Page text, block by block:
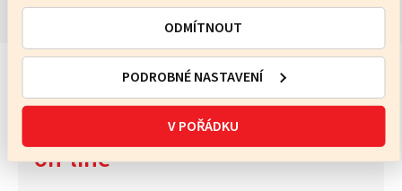
V POŘÁDKU
PODROBNÉ NASTAVENÍ
ODMÍTNOUT
Vyzkoušejte Katalog lektorů
on-line